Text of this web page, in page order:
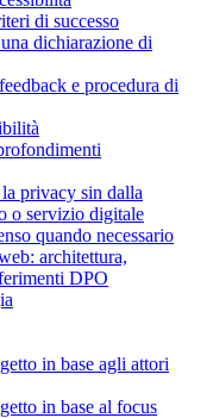
di successo
dichiarazione di
e procedura di
privacy sin dalla
o servizio digitale
quando necessario
architettura,
DPO
in base agli attori
in base al focus